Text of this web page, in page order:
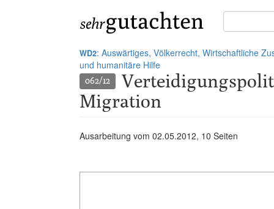
Suche
in
WD2: Auswärtiges, Völkerrecht, Wirtschaftliche
und humanitäre Hilfe
062/12
Migration
Ausarbeitung vom 02.05.2012, 10 Seiten